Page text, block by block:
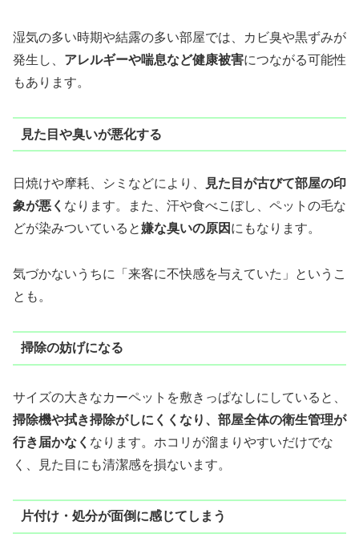
湿気の多い時期や結露の多い部屋では、カビ臭や黒ずみが
発生し、 アレルギーや喘息など健康被害につながる可能性
もあります。
見た目や臭いが悪化する
日焼けや摩耗、シミなどにより、
見た目が古びて部屋の印
象が悪く なります。また、汗や食べこぼし、ペットの毛な
どが染みついていると嫌な臭いの原因 にもなります。
気づかないうちに「来客に不快感を与えていた」というこ
とも。
掃除の妨げになる
サイズの大きなカーペットを敷きっぱなしにしていると、
掃除機や拭き掃除がしにくくなり、部屋全体の衛生管理が
行き届かなく なります。ホコリが溜まりやすいだけでな
く、見た目にも清潔感を損ないます。
片付け・処分が面倒に感じてしまう